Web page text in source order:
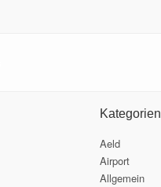
Kategorien
Aeld
Airport
Allgemein